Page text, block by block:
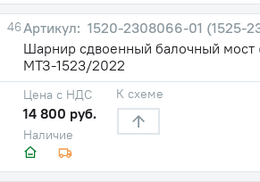
46
1520-2308066-01 (1525-
Шарнир сдвоенный балочный
МТЗ-1523/2022
Наличие
Цена с НДС
14 800 руб.
К схеме